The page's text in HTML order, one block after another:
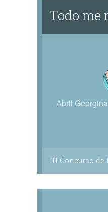
Todo me
Abril
III Concurso